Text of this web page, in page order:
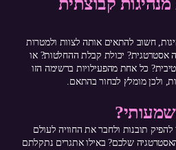
חשוב להתאים אותה לצוות ולמטרות
אסטרטגית? יכולת קבלת ההחלטות? או
כל אחת מהפעילויות ברשימה הזו
ולכן מומלץ לבחור בהתאם.
תובנות ולחבר את החוויה לעולם
שלכם? באילו אתגרים נתקלתם